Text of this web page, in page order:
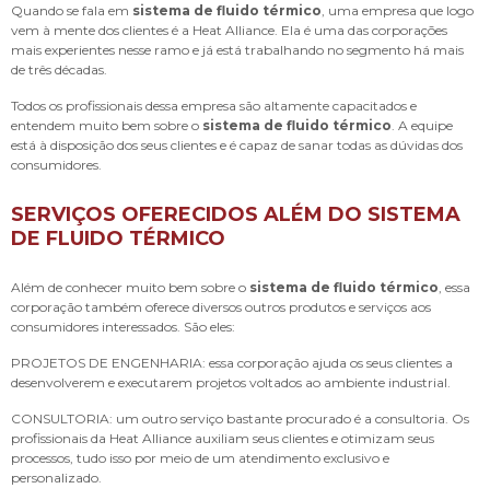
Quando se fala em sistema de fluido térmico, uma empresa que logo
vem à mente dos clientes é a Heat Alliance. Ela é uma das corporações
mais experientes nesse ramo e já está trabalhando no segmento há mais
de três décadas.
Todos os profissionais dessa empresa são altamente capacitados e
entendem muito bem sobre o sistema de fluido térmico. A equipe
está à disposição dos seus clientes e é capaz de sanar todas as dúvidas dos
consumidores.
SERVIÇOS OFERECIDOS ALÉM DO SISTEMA
DE FLUIDO TÉRMICO
Além de conhecer muito bem sobre o sistema de fluido térmico, essa
corporação também oferece diversos outros produtos e serviços aos
consumidores interessados. São eles:
PROJETOS DE ENGENHARIA: essa corporação ajuda os seus clientes a
desenvolverem e executarem projetos voltados ao ambiente industrial.
CONSULTORIA: um outro serviço bastante procurado é a consultoria. Os
profissionais da Heat Alliance auxiliam seus clientes e otimizam seus
processos, tudo isso por meio de um atendimento exclusivo e
personalizado.